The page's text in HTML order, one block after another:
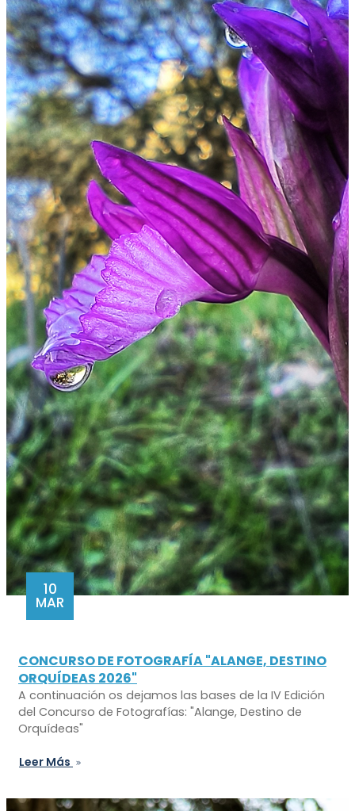
10
MAR
CONCURSO DE FOTOGRAFÍA "ALANGE, DESTINO
ORQUÍDEAS 2026"
A continuación os dejamos las bases de la IV Edición
del Concurso de Fotografías: "Alange, Destino de
Orquídeas"
Leer Más